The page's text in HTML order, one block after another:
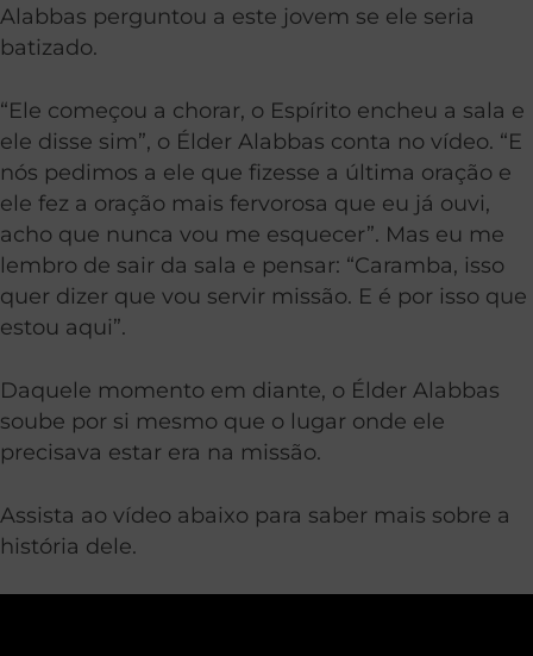
Alabbas perguntou a este jovem se ele seria
batizado.
“Ele começou a chorar, o Espírito encheu a sala e
ele disse sim”, o Élder Alabbas conta no vídeo. “E
nós pedimos a ele que fizesse a última oração e
ele fez a oração mais fervorosa que eu já ouvi,
acho que nunca vou me esquecer”. Mas eu me
lembro de sair da sala e pensar: “Caramba, isso
quer dizer que vou servir missão. E é por isso que
estou aqui”.
Daquele momento em diante, o Élder Alabbas
soube por si mesmo que o lugar onde ele
precisava estar era na missão.
Assista ao vídeo abaixo para saber mais sobre a
história dele.